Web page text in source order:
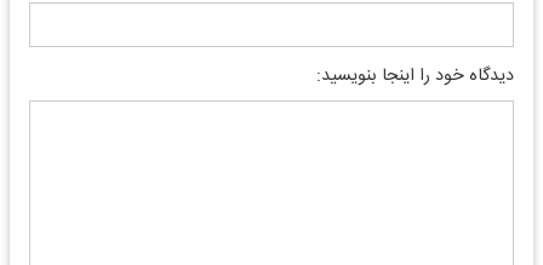
دیدگاه خود را اینجا بنویسید: